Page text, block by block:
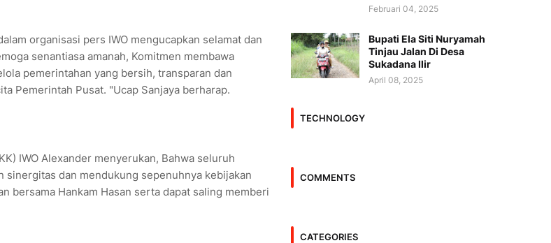
organisasi pers IWO mengucapkan selamat dan
senantiasa amanah, Komitmen membawa
pemerintahan yang bersih, transparan dan
Pemerintah Pusat. "Ucap Sanjaya berharap.
IWO Alexander menyerukan, Bahwa seluruh
sinergitas dan mendukung sepenuhnya kebijakan
bersama Hankam Hasan serta dapat saling memberi
Februari 04, 2025
Bupati Ela Siti Nuryamah
Tinjau Jalan Di Desa
Sukadana Ilir
April 08, 2025
TECHNOLOGY
COMMENTS
CATEGORIES